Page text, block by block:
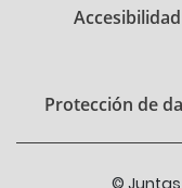
Accesibilidad
Protección de